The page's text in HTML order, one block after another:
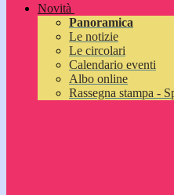
Novità
Panoramica
Le notizie
Le circolari
Calendario eventi
Albo online
Rassegna stampa -